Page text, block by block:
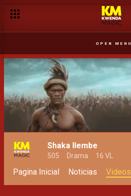
OPEN MENU
Shaka Ilembe
505 Drama 16 VL
Pagina Inicial Noticias Videos